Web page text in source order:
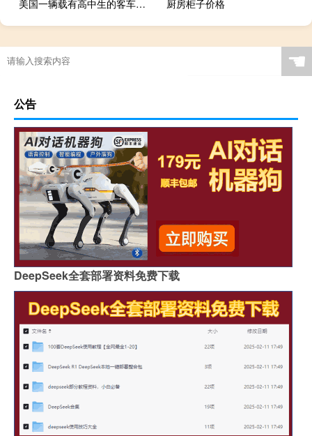
美国一辆载有高中生的客车发生车祸 致3死15伤 厨房柜子价格
☚
公告
DeepSeek全套部署资料免费下载